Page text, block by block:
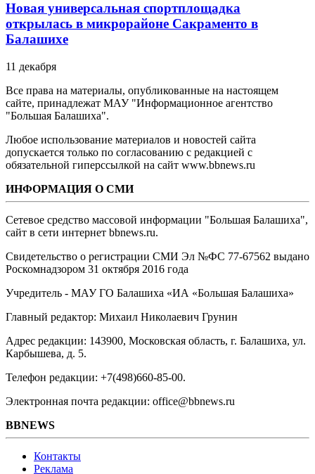
Новая универсальная спортплощадка
открылась в микрорайоне Сакраменто в
Балашихе
11 декабря
Все права на материалы, опубликованные на настоящем
сайте, принадлежат МАУ "Информационное агентство
"Большая Балашиха".
Любое использование материалов и новостей сайта
допускается только по согласованию с редакцией с
обязательной гиперссылкой на сайт www.bbnews.ru
ИНФОРМАЦИЯ О СМИ
Сетевое средство массовой информации "Большая Балашиха",
сайт в сети интернет bbnews.ru.
Свидетельство о регистрации СМИ Эл №ФС ‎77-67562 выдано
Роскомнадзором 31 октября 2016 года
Учредитель - МАУ ГО Балашиха «ИА «Большая Балашиха»
Главный редактор: Михаил Николаевич Грунин
Адрес редакции: 143900, Московская область, г. Балашиха, ул.
Карбышева, д. 5.
Телефон редакции: +7(498)660-85-00.
Электронная почта редакции: office@bbnews.ru
BBNEWS
Контакты
Реклама